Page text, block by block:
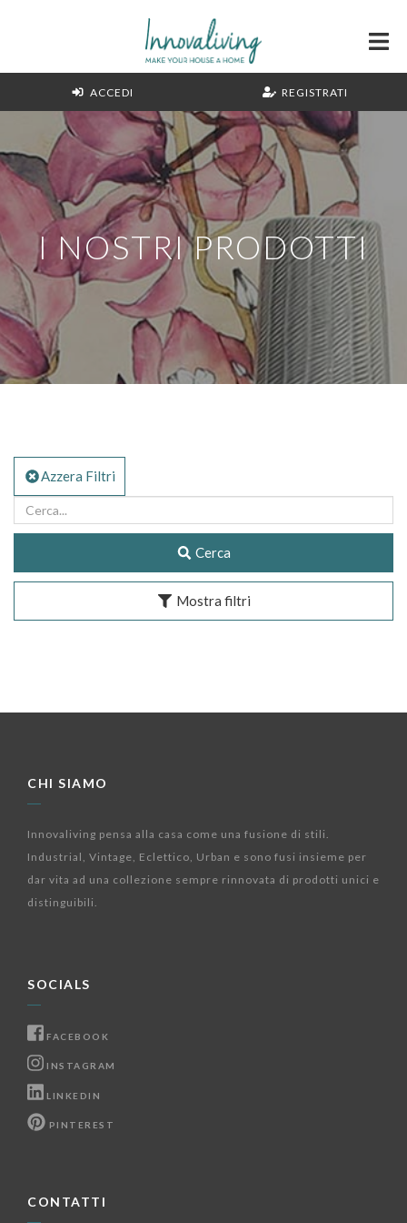
ACCEDI REGISTRATI
I NOSTRI PRODOTTI
Azzera Filtri
Cerca
Mostra filtri
CHI SIAMO
Innovaliving pensa alla casa come una fusione di stili.
Industrial, Vintage, Eclettico, Urban e sono fusi insieme per
dar vita ad una collezione sempre rinnovata di prodotti unici e
distinguibili.
SOCIALS
FACEBOOK
INSTAGRAM
LINKEDIN
PINTEREST
CONTATTI